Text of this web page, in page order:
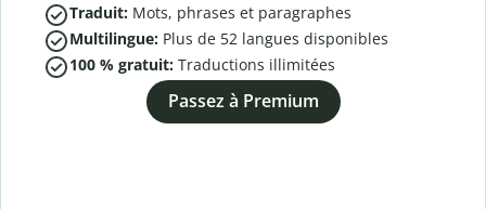
Traduit: Mots, phrases et paragraphes
Multilingue: Plus de 52 langues disponibles
100 % gratuit: Traductions illimitées
Passez à Premium